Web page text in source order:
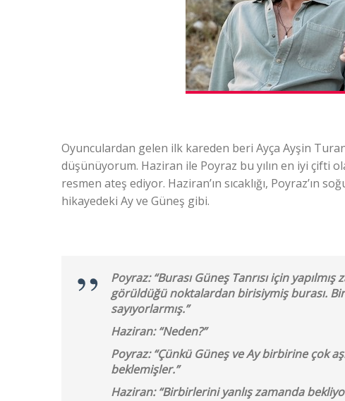
Oyunculardan gelen ilk kareden beri Ayça Ayşin
düşünüyorum. Haziran ile Poyraz bu yılın en iyi çifti
resmen ateş ediyor. Haziran’ın sıcaklığı, Poyraz’ın
hikayedeki Ay ve Güneş gibi.
Poyraz: “Burası Güneş Tanrısı için
görüldüğü noktalardan birisiymiş burası.
sayıyorlarmış.”
Haziran: “Neden?”
Poyraz: “Çünkü Güneş ve Ay birbirine çok
beklemişler.”
Haziran: “Birbirlerini yanlış zamanda